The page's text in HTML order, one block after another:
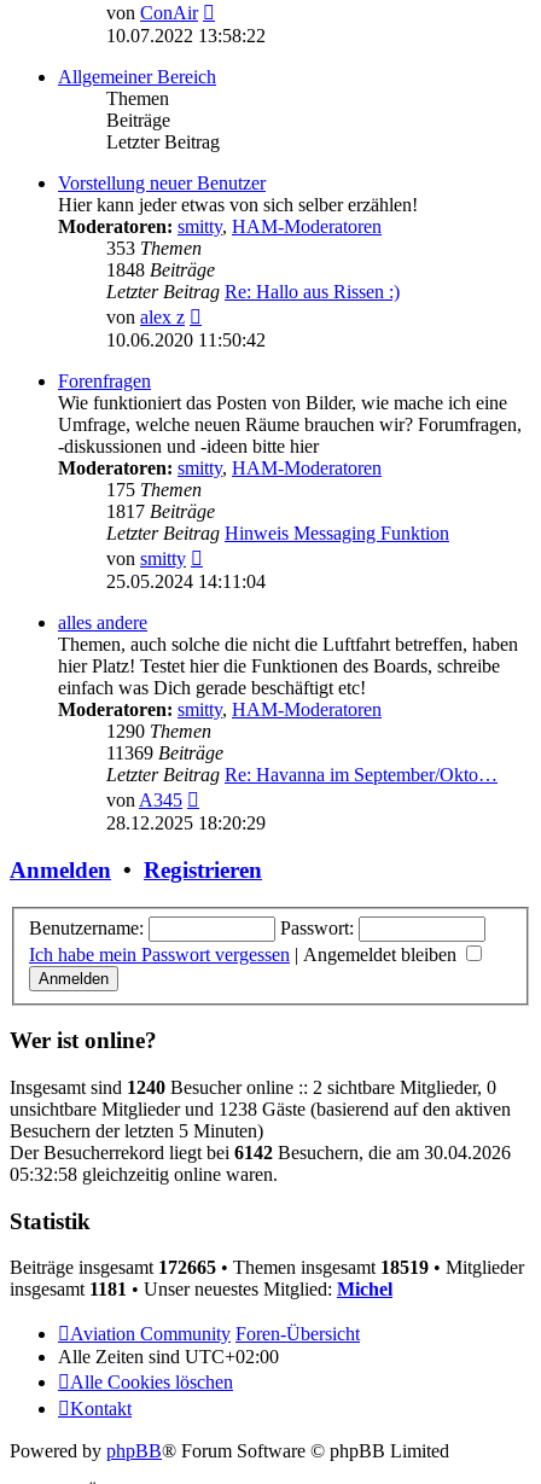
von ConAir
Beitrag
10.07.2022 13:58:22
Allgemeiner Bereich
Themen
Beiträge
Letzter Beitrag
Vorstellung neuer Benutzer
Hier kann jeder etwas von sich selber erzählen!
Moderatoren: smitty, HAM-Moderatoren
353 Themen
1848 Beiträge
Letzter Beitrag Re: Hallo aus Rissen :)
von alex z
Beitrag
10.06.2020 11:50:42
Forenfragen
Wie funktioniert das Posten von Bilder, wie mache ich eine
Umfrage, welche neuen Räume brauchen wir? Forumfragen,
-diskussionen und -ideen bitte hier
Moderatoren: smitty, HAM-Moderatoren
175 Themen
1817 Beiträge
Letzter Beitrag Hinweis Messaging Funktion
von smitty
Beitrag
25.05.2024 14:11:04
alles andere
Themen, auch solche die nicht die Luftfahrt betreffen, haben
hier Platz! Testet hier die Funktionen des Boards, schreibe
einfach was Dich gerade beschäftigt etc!
Moderatoren: smitty, HAM-Moderatoren
1290 Themen
11369 Beiträge
Letzter Beitrag Re: Havanna im September/Okto…
vonA345
Beitrag
28.12.2025 18:20:29
Anmelden • Registrieren
Benutzername:
Passwort:
Ich habe mein Passwort vergessen | Angemeldet bleiben
Wer ist online?
Insgesamt sind 1240 Besucher online :: 2 sichtbare Mitglieder, 0
unsichtbare Mitglieder und 1238 Gäste (basierend auf den aktiven
Besuchern der letzten 5 Minuten)
Der Besucherrekord liegt bei 6142 Besuchern, die am 30.04.2026
05:32:58 gleichzeitig online waren.
Statistik
Beiträge insgesamt 172665 • Themen insgesamt 18519 • Mitglieder
insgesamt 1181 • Unser neuestes Mitglied: Michel
Aviation Community Foren-Übersicht
Alle Zeiten sind UTC+02:00
Alle Cookies löschen
Kontakt
Powered by phpBB® Forum Software © phpBB Limited